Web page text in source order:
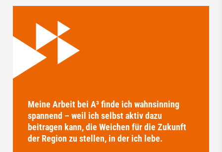
Meine Arbeit bei A³ finde ich wahnsinning
spannend – weil ich selbst aktiv dazu
beitragen kann, die Weichen für die Zukunft
der Region zu stellen, in der ich lebe.